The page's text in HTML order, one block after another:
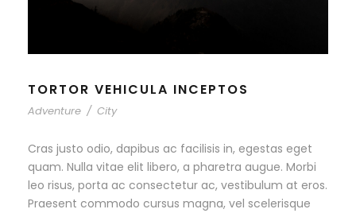
TORTOR VEHICULA INCEPTOS
Adventure / City
Cras justo odio, dapibus ac facilisis in, egestas eget
quam. Nulla vitae elit libero, a pharetra augue. Morbi
leo risus, porta ac consectetur ac, vestibulum at eros.
Praesent commodo cursus magna, vel scelerisque